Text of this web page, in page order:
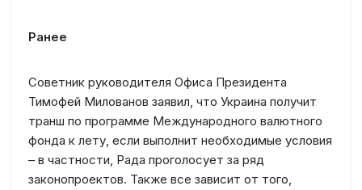
Ранее
Советник руководителя Офиса Президента
Тимофей Милованов заявил, что Украина получит
транш по программе Международного валютного
фонда к лету, если выполнит необходимые условия
– в частности, Рада проголосует за ряд
законопроектов. Также все зависит от того,